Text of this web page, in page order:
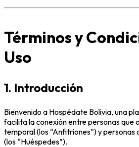
Términos y
Uso
1. Introducción
Bienvenido a Hospédate Bolivia, una
facilita la conexión entre personas que
temporal (los “Anfitriones”) y personas
(los “Huéspedes”).